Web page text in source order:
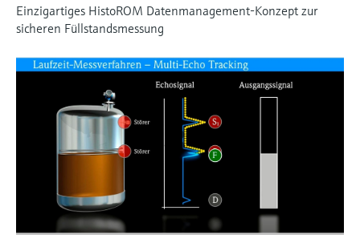
Einzigartiges HistoROM Datenmanagement-Konzept zur
sicheren Füllstandsmessung